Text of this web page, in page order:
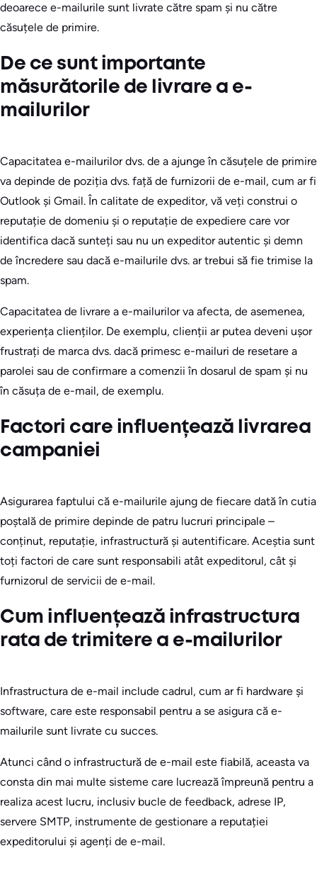
deoarece e-mailurile sunt livrate către spam și nu către
căsuțele de primire.
De ce sunt importante
măsurătorile de livrare a e-
mailurilor
Capacitatea e-mailurilor dvs. de a ajunge în căsuțele de primire
va depinde de poziția dvs. față de furnizorii de e-mail, cum ar fi
Outlook și Gmail. În calitate de expeditor, vă veți construi o
reputație de domeniu și o reputație de expediere care vor
identifica dacă sunteți sau nu un expeditor autentic și demn
de încredere sau dacă e-mailurile dvs. ar trebui să fie trimise la
spam.
Capacitatea de livrare a e-mailurilor va afecta, de asemenea,
experiența clienților. De exemplu, clienții ar putea deveni ușor
frustrați de marca dvs. dacă primesc e-mailuri de resetare a
parolei sau de confirmare a comenzii în dosarul de spam și nu
în căsuța de e-mail, de exemplu.
Factori care influențează livrarea
campaniei
Asigurarea faptului că e-mailurile ajung de fiecare dată în cutia
poștală de primire depinde de patru lucruri principale –
conținut, reputație, infrastructură și autentificare. Aceștia sunt
toți factori de care sunt responsabili atât expeditorul, cât și
furnizorul de servicii de e-mail.
Cum influențează infrastructura
rata de trimitere a e-mailurilor
Infrastructura de e-mail include cadrul, cum ar fi hardware și
software, care este responsabil pentru a se asigura că e-
mailurile sunt livrate cu succes.
Atunci când o infrastructură de e-mail este fiabilă, aceasta va
consta din mai multe sisteme care lucrează împreună pentru a
realiza acest lucru, inclusiv bucle de feedback, adrese IP,
servere SMTP, instrumente de gestionare a reputației
expeditorului și agenți de e-mail.